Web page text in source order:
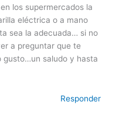
los supermercados la
eléctrica o a mano
sea la adecuada… si no
a preguntar que te
gusto…un saludo y hasta
Responder